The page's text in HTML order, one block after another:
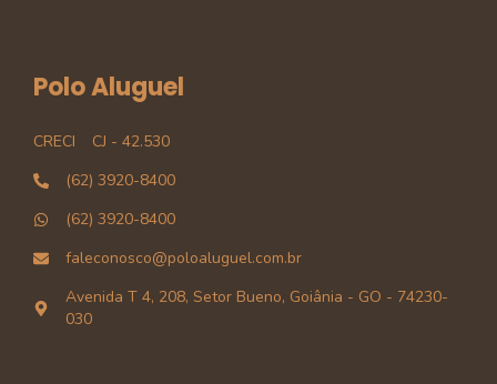
Polo Aluguel
CRECI
CJ - 42.530
(62) 3920-8400
(62) 3920-8400
faleconosco@poloaluguel.com.br
Avenida T 4, 208, Setor Bueno, Goiânia - GO - 74230-
030